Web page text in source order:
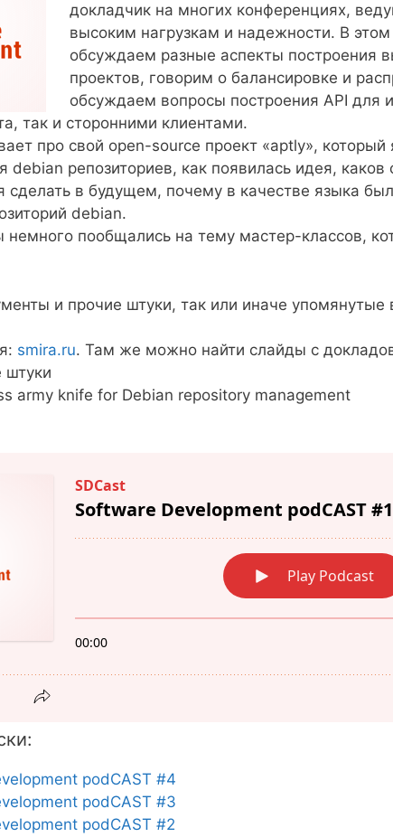
докладчик на многих конференциях,
высоким нагрузкам и надежности. В
обсуждаем разные аспекты построения
проектов, говорим о балансировке и
обсуждаем вопросы построения API для
так и сторонними клиентами.
про свой open-source проект «aptly», который
debian репозиториев, как появилась идея, каков
сделать в будущем, почему в качестве языка
debian.
пообщались на тему мастер-классов,
и прочие штуки, так или иначе упомянутые
smira.ru. Там же можно найти слайды с
штуки
army knife for Debian repository management
podCAST #4
podCAST #3
podCAST #2